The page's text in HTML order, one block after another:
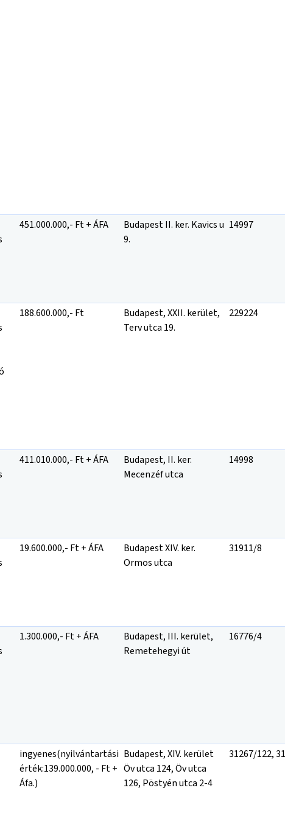
451.000.000,- Ft + ÁFA
Budapest II. ker. Kavics u
9.
14997
188.600.000,- Ft
Budapest, XXII. kerület,
Terv utca 19.
229224
411.010.000,- Ft + ÁFA
Budapest, II. ker.
Mecenzéf utca
14998
19.600.000,- Ft + ÁFA
Budapest XIV. ker.
Ormos utca
31911/8
1.300.000,- Ft + ÁFA
Budapest, III. kerület,
Remetehegyi út
16776/4
ingyenes(nyilvántartási
érték:139.000.000, - Ft +
Áfa.)
Budapest, XIV. kerület
Öv utca 124, Öv utca
126, Pöstyén utca 2-4
31267/122,